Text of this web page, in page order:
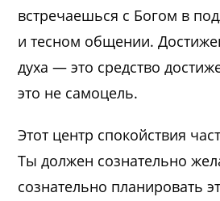
встречаешься с Богом в
и тесном общении.
духа — это средство
это не самоцель.
Этот центр спокойствия
Ты должен сознательно
сознательно планировать